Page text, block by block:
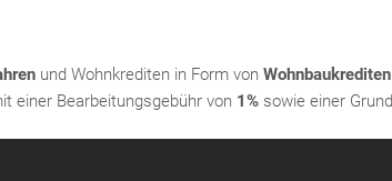
und Wohnkrediten in Form von Wohnbaukrediten
einer Bearbeitungsgebühr von 1%sowie einer